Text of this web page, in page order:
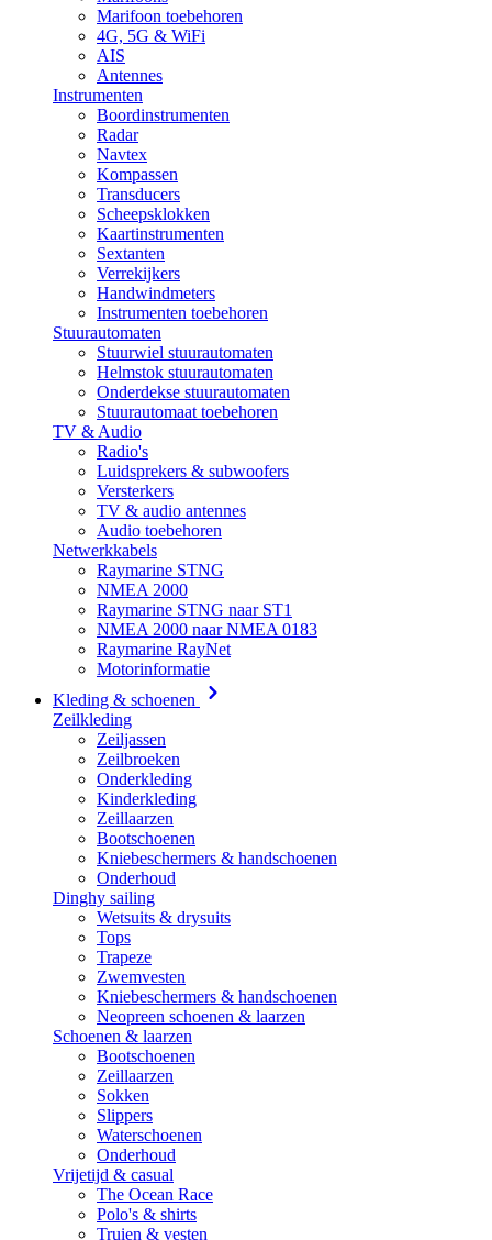
Marifoon toebehoren
4G, 5G & WiFi
AIS
Antennes
Instrumenten
Boordinstrumenten
Radar
Navtex
Kompassen
Transducers
Scheepsklokken
Kaartinstrumenten
Sextanten
Verrekijkers
Handwindmeters
Instrumenten toebehoren
Stuurautomaten
Stuurwiel stuurautomaten
Helmstok stuurautomaten
Onderdekse stuurautomaten
Stuurautomaat toebehoren
TV & Audio
Radio's
Luidsprekers & subwoofers
Versterkers
TV & audio antennes
Audio toebehoren
Netwerkkabels
Raymarine STNG
NMEA 2000
Raymarine STNG naar ST1
NMEA 2000 naar NMEA 0183
Raymarine RayNet
Motorinformatie
Kleding & schoenen
Zeilkleding
Zeiljassen
Zeilbroeken
Onderkleding
Kinderkleding
Zeillaarzen
Bootschoenen
Kniebeschermers & handschoenen
Onderhoud
Dinghy sailing
Wetsuits & drysuits
Tops
Trapeze
Zwemvesten
Kniebeschermers & handschoenen
Neopreen schoenen & laarzen
Schoenen & laarzen
Bootschoenen
Zeillaarzen
Sokken
Slippers
Waterschoenen
Onderhoud
Vrijetijd & casual
The Ocean Race
Polo's & shirts
Truien & vesten